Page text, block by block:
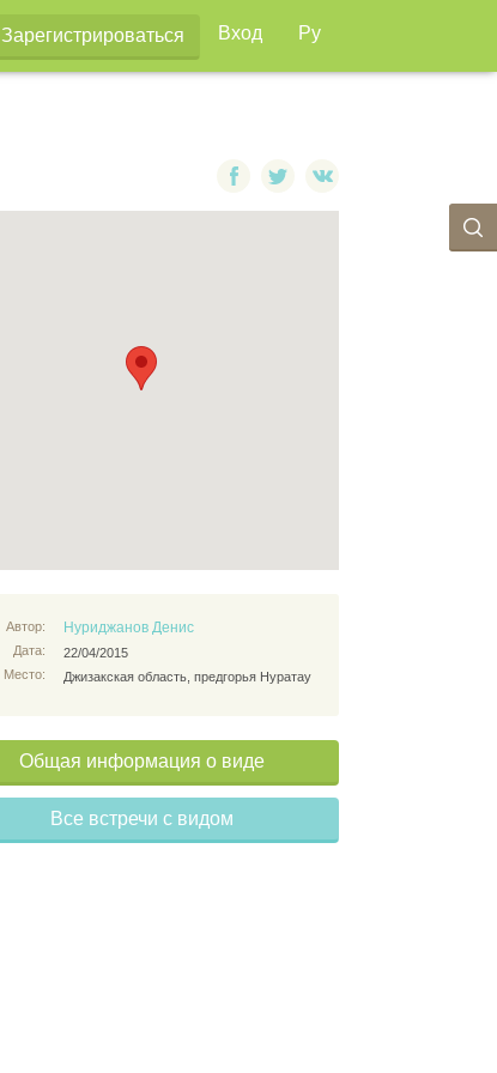
Зарегистрироваться Вход Ру
Автор:
Дата:
Место:
Нуриджанов Денис
22/04/2015
Джизакская область, предгорья Нуратау
Общая информация о виде
Все встречи с видом